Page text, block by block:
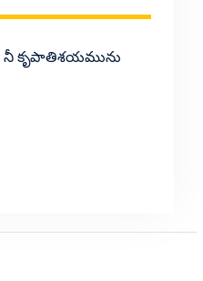
నీ కృపాతిశయమును